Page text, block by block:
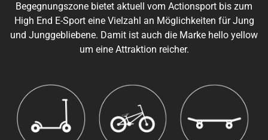
Begegnungszone bietet aktuell vom Actionsport bis zum
High End E-Sport eine Vielzahl an Möglichkeiten für Jung
und Junggebliebene. Damit ist auch die Marke hello yellow
um eine Attraktion reicher.